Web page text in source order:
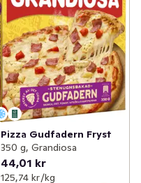
Pizza Gudfadern Fryst
350 g, Grandiosa
44,01 kr
125,74 kr /kg